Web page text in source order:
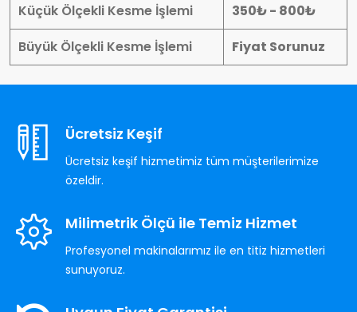
Küçük Ölçekli Kesme İşlemi
350₺ - 800₺
Büyük Ölçekli Kesme İşlemi
Fiyat Sorunuz
Ücretsiz Keşif
Ücretsiz keşif hizmetimiz tüm müşterilerimize
özeldir.
Milimetrik Ölçü ile Temiz Hizmet
Profesyonel makinalarımız ile en titiz hizmetleri
sunuyoruz.